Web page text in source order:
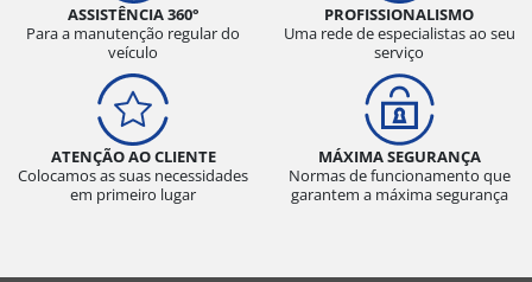
ASSISTÊNCIA 360°
Para a manutenção regular do
veículo
PROFISSIONALISMO
Uma rede de especialistas ao seu
serviço
ATENÇÃO AO CLIENTE
Colocamos as suas necessidades
em primeiro lugar
MÁXIMA SEGURANÇA
Normas de funcionamento que
garantem a máxima segurança